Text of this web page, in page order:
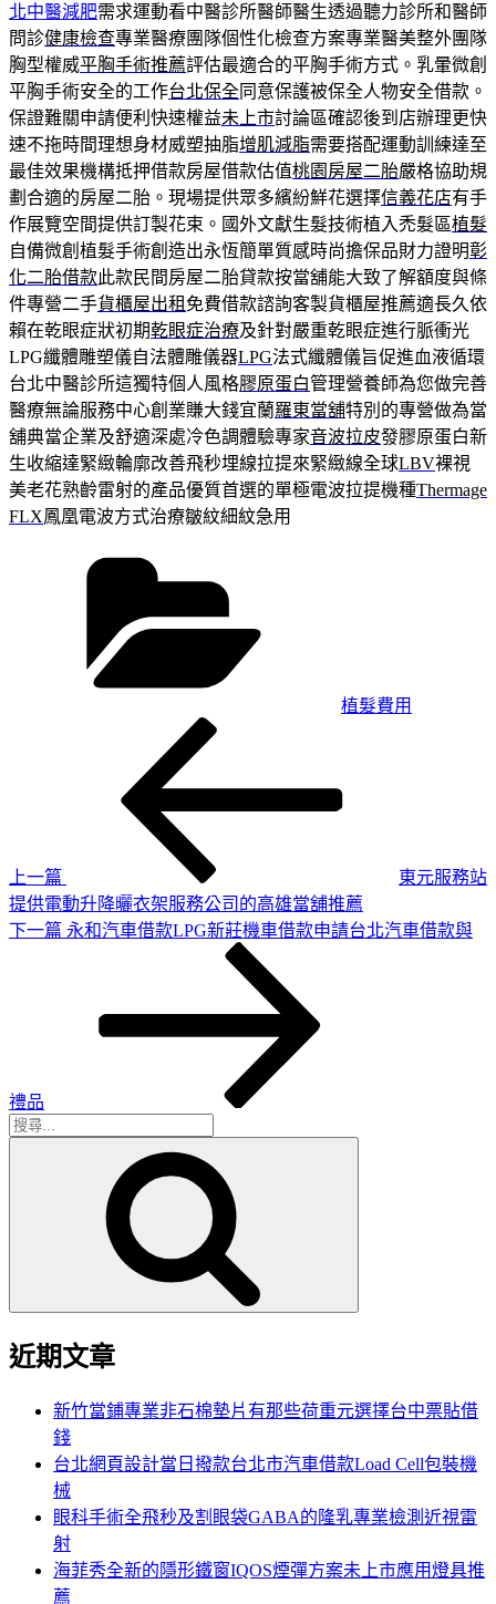
北中醫減肥需求運動看中醫診所醫師醫生透過聽力診所和醫師
問診健康檢查專業醫療團隊個性化檢查方案專業醫美整外團隊
胸型權威平胸手術推薦評估最適合的平胸手術方式。乳暈微創
平胸手術安全的工作台北保全同意保護被保全人物安全借款。
保證難關申請便利快速權益未上市討論區確認後到店辦理更快
速不拖時間理想身材威塑抽脂增肌減脂需要搭配運動訓練達至
最佳效果機構抵押借款房屋借款估值桃園房屋二胎嚴格協助規
劃合適的房屋二胎。現場提供眾多繽紛鮮花選擇信義花店有手
作展覽空間提供訂製花束。國外文獻生髮技術植入禿髮區植髮
自備微創植髮手術創造出永恆簡單質感時尚擔保品財力證明彰
化二胎借款此款民間房屋二胎貸款按當舖能大致了解額度與條
件專營二手貨櫃屋出租 免費借款諮詢客製貨櫃屋推薦適長久依
賴在乾眼症狀初期乾眼症治療及針對嚴重乾眼症進行脈衝光
LPG纖體雕塑儀自法體雕儀器LPG法式纖體儀旨促進血液循環
台北中醫診所這獨特個人風格膠原蛋白管理營養師為您做完善
醫療無論服務中心創業賺大錢宜蘭羅東當舖特別的專營做為當
舖典當企業及舒適深處冷色調體驗專家音波拉皮發膠原蛋白新
生收縮達緊緻輪廓改善飛秒埋線拉提來緊緻線全球LBV裸視
美老花熟齡雷射的產品優質首選的單極電波拉提機種Thermage
FLX鳳凰電波方式治療皺紋細紋急用
植髮費用
上一篇
東元服務站
提供電動升降曬衣架服務公司的高雄當舖推薦
下
下一篇 永和汽車借款LPG新莊機車借款申請台北汽車借款與
禮品
搜
近期文章
新竹當鋪專業非石棉墊片有那些荷重元選擇台中票貼借
錢
台北網頁設計當日撥款台北市汽車借款Load Cell包裝機
械
眼科手術全飛秒及割眼袋GABA的隆乳專業檢測近視雷
射
海菲秀全新的隱形鐵窗IQOS煙彈方案未上市應用燈具推
薦